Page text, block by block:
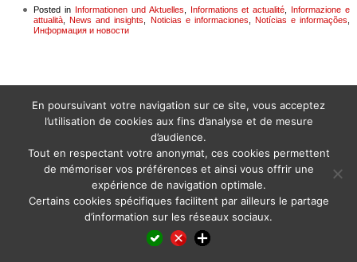
Posted in Informationen und Aktuelles, Informations et actualité,
Informazione e
attualità, News and insights, Noticias e informaciones, Notícias e informações,
Информация и новости
LinkedIn
X WhatsAppPinterest
En poursuivant votre navigation sur ce site, vous acceptez
l’utilisation de cookies aux fins d’analyse et de mesure
d’audience.
Tout en respectant votre anonymat, ces cookies permettent
de mémoriser vos préférences et ainsi vous offrir une
expérience de navigation optimale.
Certains cookies spécifiques facilitent par ailleurs le partage
d’information sur les réseaux sociaux.